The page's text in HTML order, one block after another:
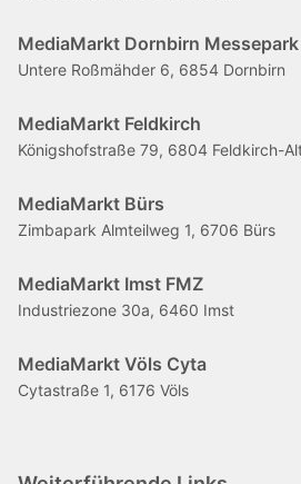
MediaMarkt Dornbirn Messepark
Untere Roßmähder 6, 6854 Dornbirn
MediaMarkt Feldkirch
Königshofstraße 79, 6804 Feldkirch-
MediaMarkt Bürs
Zimbapark Almteilweg 1, 6706 Bürs
MediaMarkt Imst FMZ
Industriezone 30a, 6460 Imst
MediaMarkt Völs Cyta
Cytastraße 1, 6176 Völs